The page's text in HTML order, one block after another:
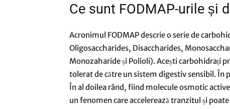
Ce sunt FODMAP-urile și
Acronimul FODMAP descrie o serie de
Oligosaccharides, Disaccharides,
Monozaharide și Polioli). Acești carbohidrați
tolerat de către un sistem digestiv sensibil.
În al doilea rând, fiind molecule osmotic
un fenomen care accelerează tranzitul și